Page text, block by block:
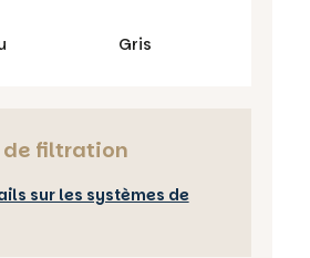
Gris
de filtration
sur les systèmes de